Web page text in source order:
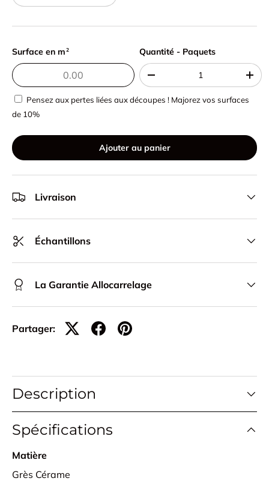
Surface en m 2 Quantité - Paquets
Quantité - Paquets
- +
Pensez aux pertes liées aux découpes ! Majorez vos surfaces
de 10%
Ajouter au panier
Livraison
Échantillons
La Garantie Allocarrelage
Partager:
Description
Spécifications
Matière
Grès Cérame